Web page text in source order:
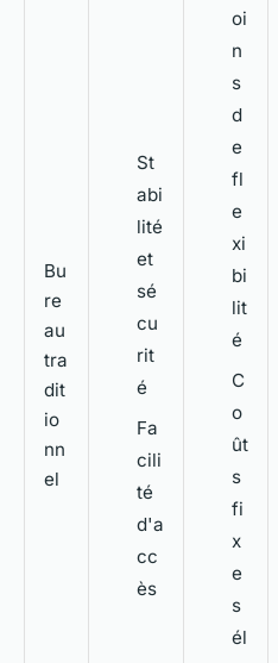
Bu
re
au
tra
dit
io
nn
el
St
abi
lité
et
sé
cu
rit
é
Fa
cili
té
d'a
cc
ès
oi
n
s
d
e
fl
e
xi
bi
lit
é
C
o
ût
s
fi
x
e
s
él